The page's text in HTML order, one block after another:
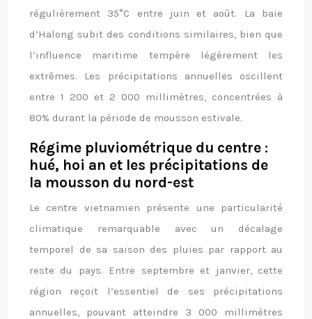
régulièrement 35°C entre juin et août. La baie
d’Halong subit des conditions similaires, bien que
l’influence maritime tempère légèrement les
extrêmes. Les précipitations annuelles oscillent
entre 1 200 et 2 000 millimètres, concentrées à
80% durant la période de mousson estivale.
Régime pluviométrique du centre :
hué, hoi an et les précipitations de
la mousson du nord-est
Le centre vietnamien présente une particularité
climatique remarquable avec un décalage
temporel de sa saison des pluies par rapport au
reste du pays. Entre septembre et janvier, cette
région reçoit l’essentiel de ses précipitations
annuelles, pouvant atteindre 3 000 millimètres